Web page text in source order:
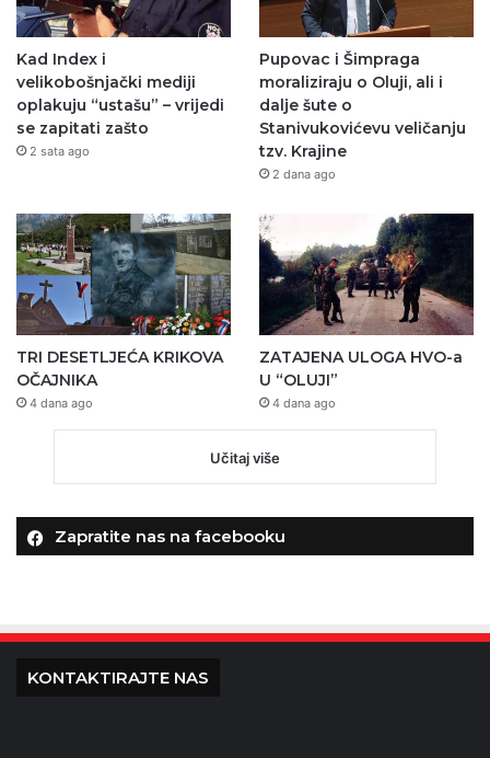
Kad Index i
velikobošnjački mediji
oplakuju “ustašu” – vrijedi
se zapitati zašto
2 sata ago
Pupovac i Šimpraga
moraliziraju o Oluji, ali i
dalje šute o
Stanivukovićevu veličanju
tzv. Krajine
2 dana ago
TRI DESETLJEĆA KRIKOVA
OČAJNIKA
4 dana ago
ZATAJENA ULOGA HVO-a
U “OLUJI”
4 dana ago
Učitaj više
Zapratite nas na facebooku
KONTAKTIRAJTE NAS